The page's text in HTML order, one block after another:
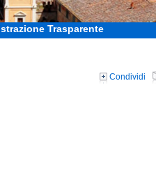
Trasparente
Condividi